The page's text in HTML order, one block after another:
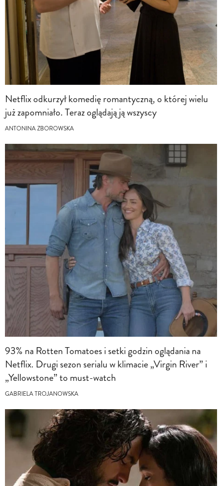
Netflix odkurzył komedię romantyczną, o której wielu
już zapomniało. Teraz oglądają ją wszyscy
ANTONINA ZBOROWSKA
93% na Rotten Tomatoes i setki godzin oglądania na
Netflix. Drugi sezon serialu w klimacie „Virgin River” i
„Yellowstone” to must-watch
GABRIELA TROJANOWSKA